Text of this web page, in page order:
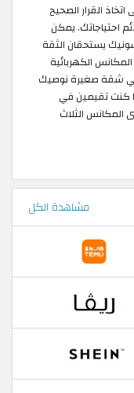
القرار الصحيح
احتياجاتك. يمكن
يستحقان الثقة
الكهربائية
في شقة صغيرة نوصيك
كنت تقيمين في
المكانس الثلاث
مشاهدة الكل